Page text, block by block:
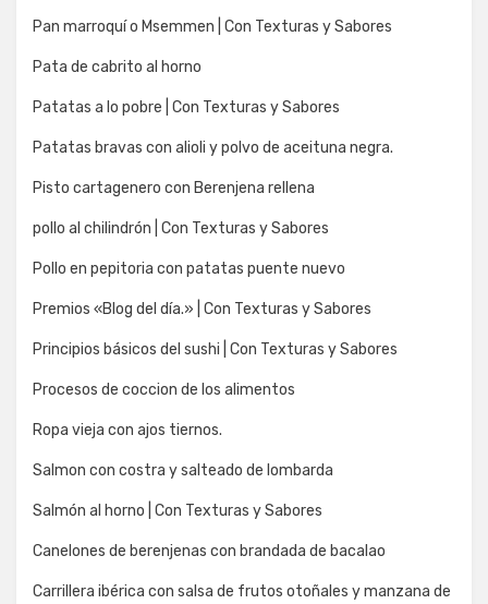
Pan marroquí o Msemmen | Con Texturas y Sabores
Pata de cabrito al horno
Patatas a lo pobre | Con Texturas y Sabores
Patatas bravas con alioli y polvo de aceituna negra.
Pisto cartagenero con Berenjena rellena
pollo al chilindrón | Con Texturas y Sabores
Pollo en pepitoria con patatas puente nuevo
Premios «Blog del día.» | Con Texturas y Sabores
Principios básicos del sushi | Con Texturas y Sabores
Procesos de coccion de los alimentos
Ropa vieja con ajos tiernos.
Salmon con costra y salteado de lombarda
Salmón al horno | Con Texturas y Sabores
Canelones de berenjenas con brandada de bacalao
Carrillera ibérica con salsa de frutos otoñales y manzana de